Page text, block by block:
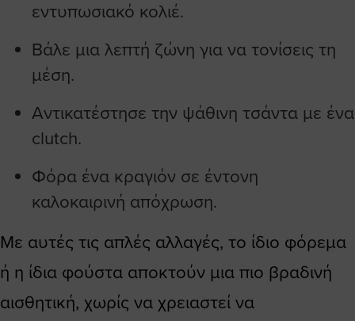
εντυπωσιακό κολιέ.
Βάλε μια λεπτή ζώνη για να τονίσεις τη
μέση.
Αντικατέστησε την ψάθινη τσάντα με ένα
clutch.
Φόρα ένα κραγιόν σε έντονη
καλοκαιρινή απόχρωση.
Με αυτές τις απλές αλλαγές, το ίδιο φόρεμα
ή η ίδια φούστα αποκτούν μια πιο βραδινή
αισθητική, χωρίς να χρειαστεί να